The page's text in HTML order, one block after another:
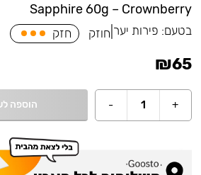
Sapphire 60g – Crownberry
בטעם: פירות יער חוזק חזק
₪65
+
1
- הוספה